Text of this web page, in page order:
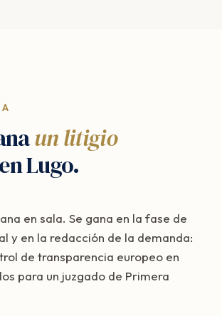
un litigio
Lugo.
en sala. Se gana en la fase de
y en la redacción de la demanda:
de transparencia europeo en
para un juzgado de Primera